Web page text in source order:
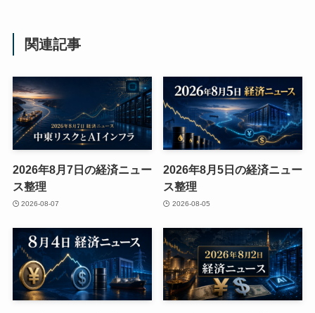
関連記事
2026年8月7日の経済ニュー
ス整理
2026-08-07
2026年8月5日の経済ニュー
ス整理
2026-08-05